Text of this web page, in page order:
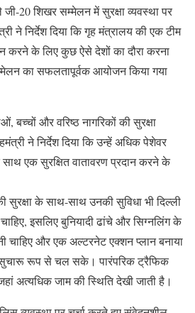
20 शिखर सम्मेलन में सुरक्षा व्यवस्था पर
ने निर्देश दिया कि गृह मंत्रालय की एक टीम
करने के लिए कुछ ऐसे देशों का दौरा करना
का सफलतापूर्वक आयोजन किया गया
बच्चों और वरिष्ठ नागरिकों की सुरक्षा
ने निर्देश दिया कि उन्हें अधिक पेशेवर
एक सुरक्षित वातावरण प्रदान करने के
सुरक्षा के साथ-साथ उनकी सुविधा भी दिल्ली
इसलिए बुनियादी ढांचे और सिग्नलिंग के
चाहिए और एक अल्टरनेट एक्शन प्लान बनाया
सुचारू रूप से चल सके। पारंपरिक ट्रैफिक
अत्यधिक जाम की स्थिति देखी जाती है।